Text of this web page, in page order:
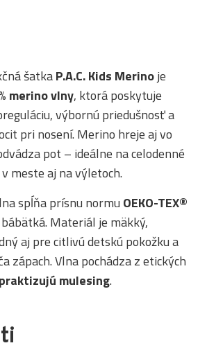
šatkaP.A.C. Kids Merinoje
merino vlny, ktorá poskytuje
výbornú priedušnosť a
pri nosení. Merino hreje aj vo
pot – ideálne na celodenné
meste aj na výletoch.
spĺňa prísnu normu OEKO-TEX®
Materiál je mäkký,
aj pre citlivú detskú pokožku a
zápach. Vlna pochádza z etických
mulesing.